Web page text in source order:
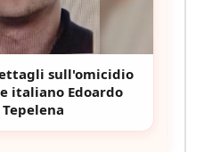
sull'omicidio
italiano Edoardo